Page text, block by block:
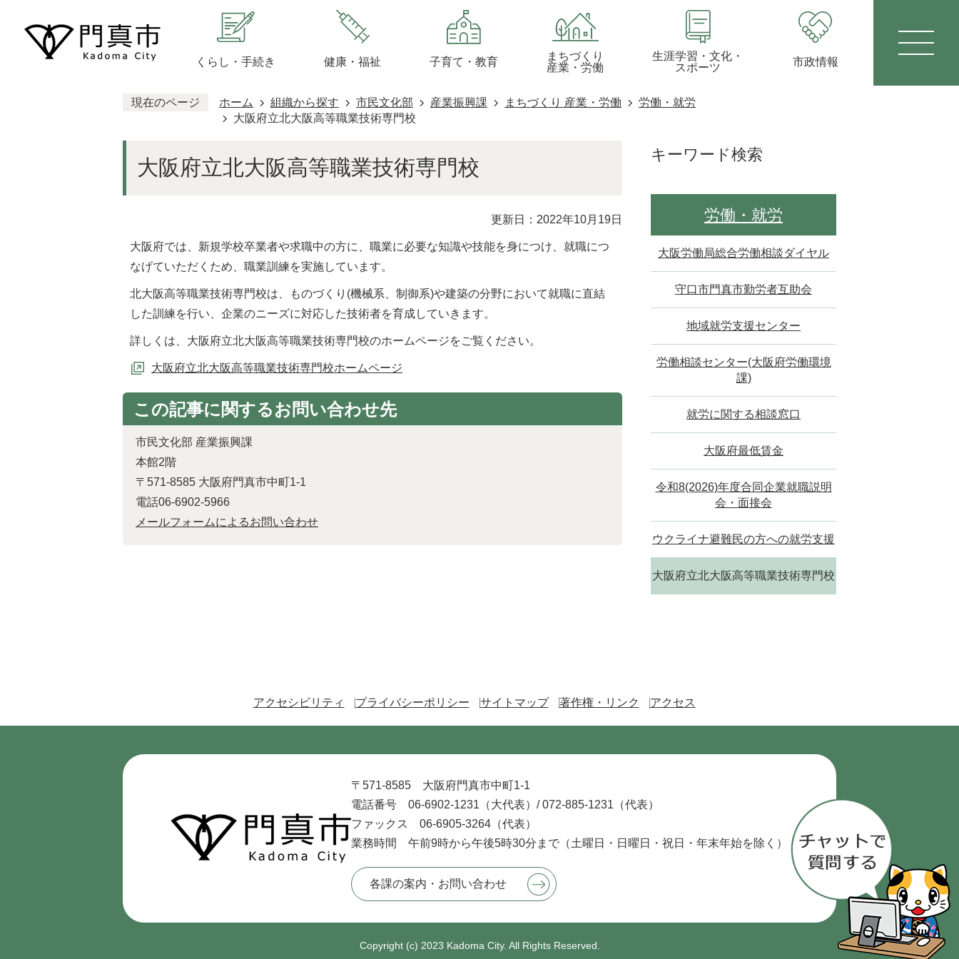
くらし・手続き 健康・福祉 子育て・教育
まちづくり
産業・労働
生涯学習・文化・
スポーツ
市政情報
現在のページ ホーム 組織から探す 市民文化部 産業振興課 まちづくり 産業・労働
労働・就労
大阪府立北大阪高等職業技術専門校
大阪府立北大阪高等職業技術専門校
更新日：2022年10月19日
大阪府では、新規学校卒業者や求職中の方に、職業に必要な知識や技能を身につけ、就職につ
なげていただくため、職業訓練を実施しています。
北大阪高等職業技術専門校は、ものづくり(機械系、制御系)や建築の分野において就職に直結
した訓練を行い、企業のニーズに対応した技術者を育成していきます。
詳しくは、大阪府立北大阪高等職業技術専門校のホームページをご覧ください。
大阪府立北大阪高等職業技術専門校ホームページ
この記事に関するお問い合わせ先
市民文化部 産業振興課
本館2階
〒571-8585 大阪府門真市中町1-1
電話06-6902-5966
メールフォームによるお問い合わせ
キーワード検索
労働・就労
大阪労働局総合労働相談ダイヤル
守口市門真市勤労者互助会
地域就労支援センター
労働相談センター(大阪府労働環境
課)
就労に関する相談窓口
大阪府最低賃金
令和8(2026)年度合同企業就職説明
会・面接会
ウクライナ避難民の方への就労支援
大阪府立北大阪高等職業技術専門校
アクセシビリティ プライバシーポリシー サイトマップ 著作権・リンク アクセス
門
〒571-8585 大阪府門真市中町1-1
電話番号 06-6902-1231（大代表）/072-885-1231（代表）
ファックス 06-6905-3264（代表）
業務時間 午前9時から午後5時30分まで （土曜日・日曜日・祝日・年末年始を除く）
各課の案内・お問い合わせ
Copyright (c) 2023 Kadoma City. All Rights Reserved.